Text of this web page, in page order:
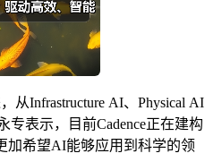
从Infrastructure AI、Physical AI
专表示，目前Cadence正在建构
加希望AI能够应用到科学的领